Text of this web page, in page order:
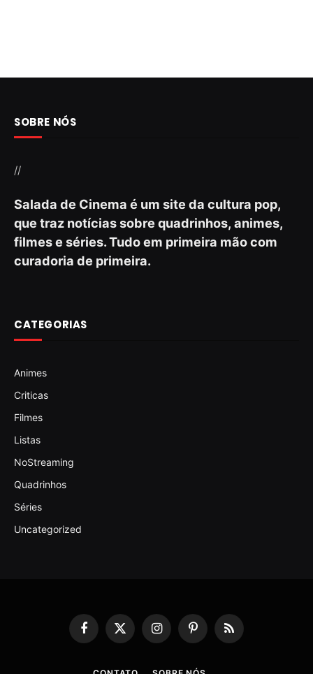
SOBRE NÓS
//
Salada de Cinema é um site da cultura pop,
que traz notícias sobre quadrinhos, animes,
filmes e séries. Tudo em primeira mão com
curadoria de primeira.
CATEGORIAS
Animes
Criticas
Filmes
Listas
NoStreaming
Quadrinhos
Séries
Uncategorized
Facebook
X
(Twitter)
InstagramPinterestRSS